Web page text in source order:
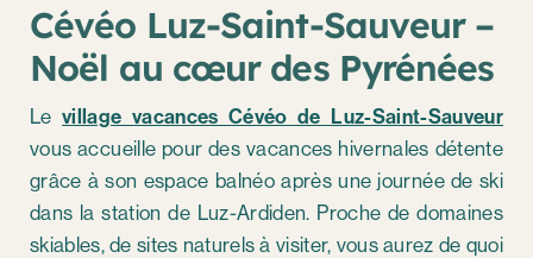
Cévéo Luz-Saint-Sauveur –
Noël au cœur des Pyrénées
Levillage vacances Cévéo de Luz-Saint-Sauveur
vous accueille pour des vacances hivernales détente
grâce à son espace balnéo après une journée de ski
dans la station de Luz-Ardiden. Proche de domaines
skiables, de sites naturels à visiter, vous aurez de quoi